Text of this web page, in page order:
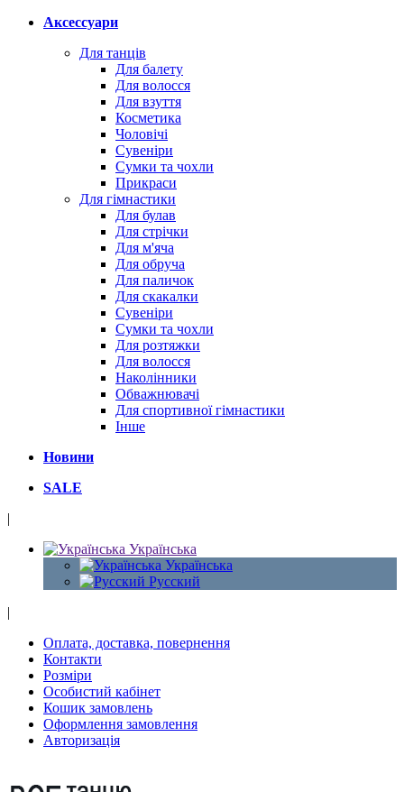
Аксессуари
Для танців
Для балету
Для волосся
Для взуття
Косметика
Чоловічі
Сувеніри
Сумки та чохли
Прикраси
Для гімнастики
Для булав
Для стрічки
Для м'яча
Для обруча
Для паличок
Для скакалки
Сувеніри
Сумки та чохли
Для розтяжки
Для волосся
Наколінники
Обважнювачі
Для спортивної гімнастики
Інше
Новини
SALE
|
Українська
Українська
Русский
|
Оплата, доставка, повернення
Контакти
Розміри
Особистий кабінет
Кошик замовлень
Оформлення замовлення
Авторизація